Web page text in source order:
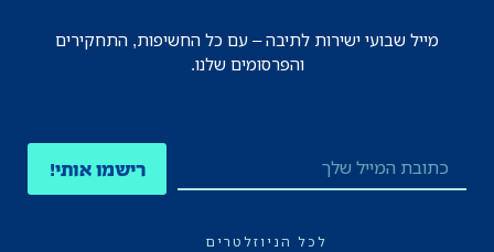
מייל שבועי ישירות לתיבה – עם כל החשיפות, התחקירים
והפרסומים שלנו.
רישמו אותי!
לכל הניוזלטרים